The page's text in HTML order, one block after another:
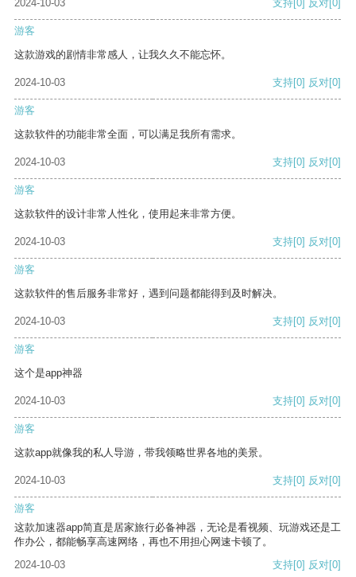
2024-10-03 支持[0] 反对[0]
游客
这款游戏的剧情非常感人，让我久久不能忘怀。
2024-10-03 支持[0] 反对[0]
游客
这款软件的功能非常全面，可以满足我所有需求。
2024-10-03 支持[0] 反对[0]
游客
这款软件的设计非常人性化，使用起来非常方便。
2024-10-03 支持[0] 反对[0]
游客
这款软件的售后服务非常好，遇到问题都能得到及时解决。
2024-10-03 支持[0] 反对[0]
游客
这个是app神器
2024-10-03 支持[0] 反对[0]
游客
这款app就像我的私人导游，带我领略世界各地的美景。
2024-10-03 支持[0] 反对[0]
游客
这款加速器app简直是居家旅行必备神器，无论是看视频、玩游戏还是工
作办公，都能畅享高速网络，再也不用担心网速卡顿了。
2024-10-03
支持[0] 反对[0]